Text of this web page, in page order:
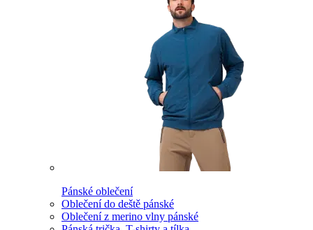
Pánské oblečení
Oblečení do deště pánské
Oblečení z merino vlny pánské